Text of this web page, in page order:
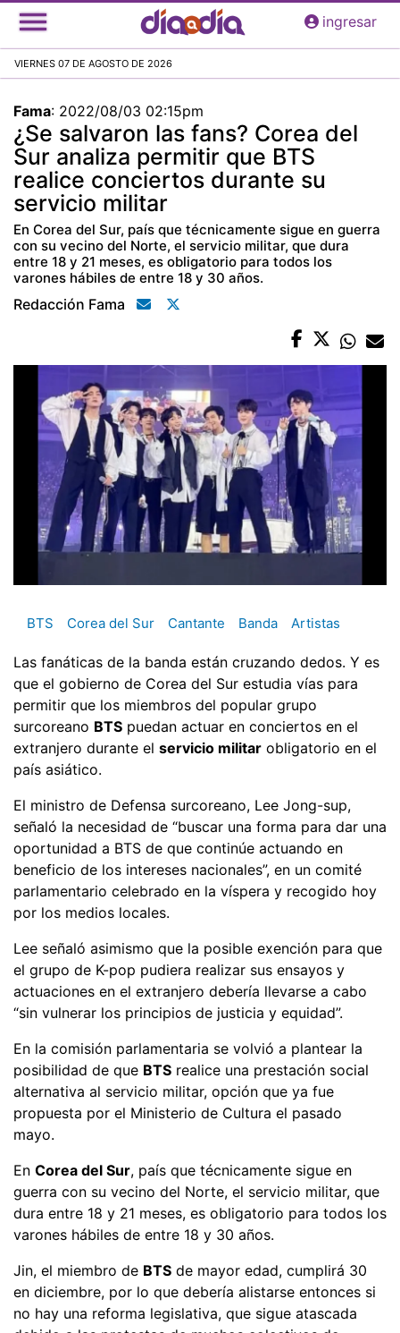
Pasar
al
principal
ingresar
VIERNES 07 DE AGOSTO DE 2026
Fama: 2022/08/03 02:15pm
¿Se salvaron las fans? Corea del
Sur analiza permitir que BTS
realice conciertos durante su
servicio militar
En Corea del Sur, país que técnicamente sigue en guerra
con su vecino del Norte, el servicio militar, que dura
entre 18 y 21 meses, es obligatorio para todos los
varones hábiles de entre 18 y 30 años.
Redacción Fama
BTS Corea del Sur Cantante Banda Artistas
Las fanáticas de la banda están cruzando dedos. Y es
que el gobierno de Corea del Sur estudia vías para
permitir que los miembros del popular grupo
surcoreano BTS puedan actuar en conciertos en el
extranjero durante el servicio militar obligatorio en el
país asiático.
El ministro de Defensa surcoreano, Lee Jong-sup,
señaló la necesidad de “buscar una forma para dar una
oportunidad a BTS de que continúe actuando en
beneficio de los intereses nacionales”, en un comité
parlamentario celebrado en la víspera y recogido hoy
por los medios locales.
Lee señaló asimismo que la posible exención para que
el grupo de K-pop pudiera realizar sus ensayos y
actuaciones en el extranjero debería llevarse a cabo
“sin vulnerar los principios de justicia y equidad”.
En la comisión parlamentaria se volvió a plantear la
posibilidad de que BTS realice una prestación social
alternativa al servicio militar, opción que ya fue
propuesta por el Ministerio de Cultura el pasado
mayo.
En Corea del Sur, país que técnicamente sigue en
guerra con su vecino del Norte, el servicio militar, que
dura entre 18 y 21 meses, es obligatorio para todos los
varones hábiles de entre 18 y 30 años.
Jin, el miembro de BTS de mayor edad, cumplirá 30
en diciembre, por lo que debería alistarse entonces si
no hay una reforma legislativa, que sigue atascada